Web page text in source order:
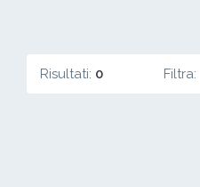
Risultati: 0 Filtra: